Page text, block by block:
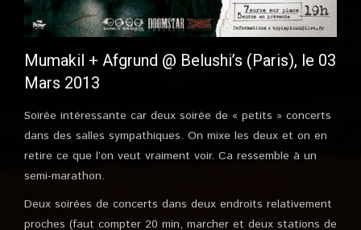
Mumakil + Afgrund @ Belushi’s (Paris), le 03
Mars 2013
Soirée intéressante car deux soirée de « petits » concerts
dans des salles sympathiques. On mixe les deux et on en
retire ce que l’on veut vraiment voir. Ca ressemble à un
semi-marathon.
Deux soirées de concerts dans deux endroits relativement
proches (faut compter 20 min, marcher et deux stations de